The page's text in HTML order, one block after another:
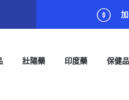
壯陽藥 印度藥 保健品